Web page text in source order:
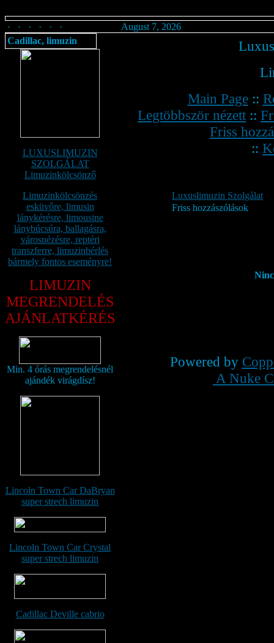
· · · · · ·
August 7, 2026
Cadillac, limuzin
LUXUSLIMUZIN
SZOLGÁLAT
Limuzinkölcsönző
Limuzinkölcsönzés
esküvőre, limusin
lánykérésre, limousine
lánybúcsúra, ballagásra,
városnézésre, reptéri
transzferre, limuzinbérlés
bármely fontos eseményre!
LIMUZIN
MEGRENDELÉS
AJÁNLATKÉRÉS
Min. 4 órás megrendelésnél
ajándék virágdísz!
Lincoln Town Car DaBryan
super strech limuzin
Lincoln Town Car Crystal
super strech limuzin
Cadillac Deville cabrio
Main Page::
Legtöbbször nézett ::
Friss
::
Luxuslimuzin Szolgálat
Friss hozzászólások
Powered by
A Nuke